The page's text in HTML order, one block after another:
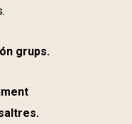
grups.